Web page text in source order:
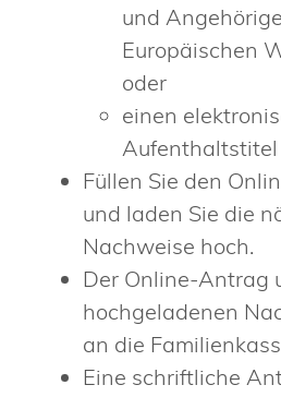
und
Europäischen
oder
einen
Aufenthaltstitel
Füllen Sie den
und laden Sie die
Nachweise hoch.
Der Online-Antrag
hochgeladenen
an die
Eine schriftliche